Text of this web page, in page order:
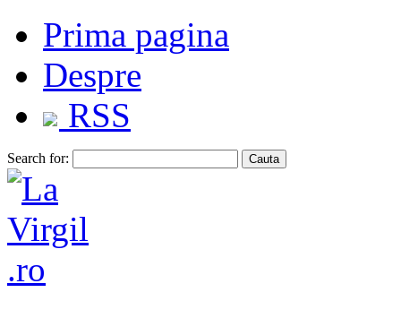
Prima pagina
Despre
RSS
Search for: